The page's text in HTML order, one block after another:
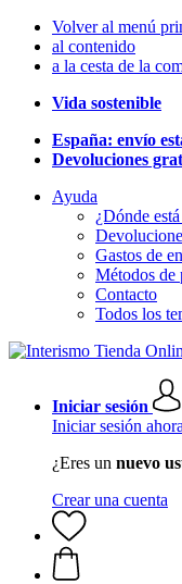
Volver al menú
al contenido
a la cesta de la
Vida sostenible
España: envío
Devoluciones
Ayuda
¿Dónde
Gastos de
Métodos de
Contacto
Todos los
Iniciar sesión
Iniciar sesión ahora
¿Eres un nuevo
Crear una cuenta